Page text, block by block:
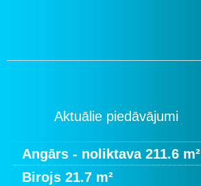
Aktuālie piedāvājumi
Angārs - noliktava 211.6 m²
Birojs 21.7 m²